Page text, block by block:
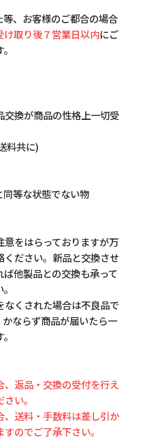
、お客様のご都合の場合
け取り後７営業日以内にご
換が商品の性格上一切受
料共に)
等な状態でない物
をはらっておりますが万
ださい。新品と交換させ
他製品との交換も承って
くされた場合は不良品で
ならず商品が届いたら一
、返品・交換の受付を行え
い。
、送料・手数料は差し引か
のでご了承下さい。